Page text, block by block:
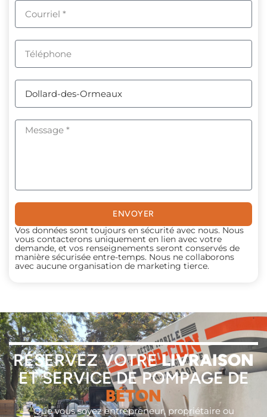
ENVOYER
Vos données sont toujours en sécurité avec nous. Nous
vous contacterons uniquement en lien avec votre
demande, et vos renseignements seront conservés de
manière sécurisée entre-temps. Nous ne collaborons
avec aucune organisation de marketing tierce.
RÉSERVEZ VOTRELIVRAISON
ET SERVICE DE POMPAGE DE
BÉTON
Que vous soyez entrepreneur, propriétaire ou